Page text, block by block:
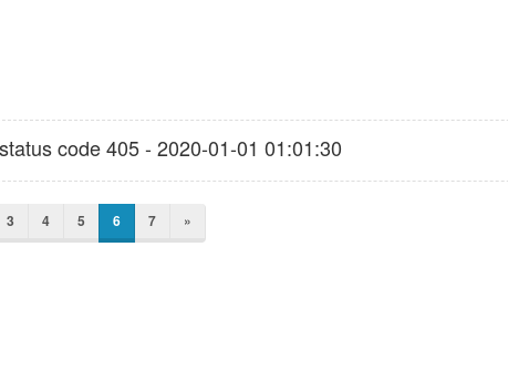
code 405 - 2020-01-01 01:01:30
3 4 5 6 7 »